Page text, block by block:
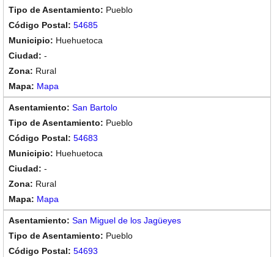
Pueblo
54685
Huehuetoca
-
Rural
Mapa
San Bartolo
Pueblo
54683
Huehuetoca
-
Rural
Mapa
San Miguel de los Jagüeyes
Pueblo
54693